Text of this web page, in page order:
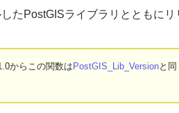
たPostGISライブラリとともに
からこの関数はPostGIS_Lib_Versionと